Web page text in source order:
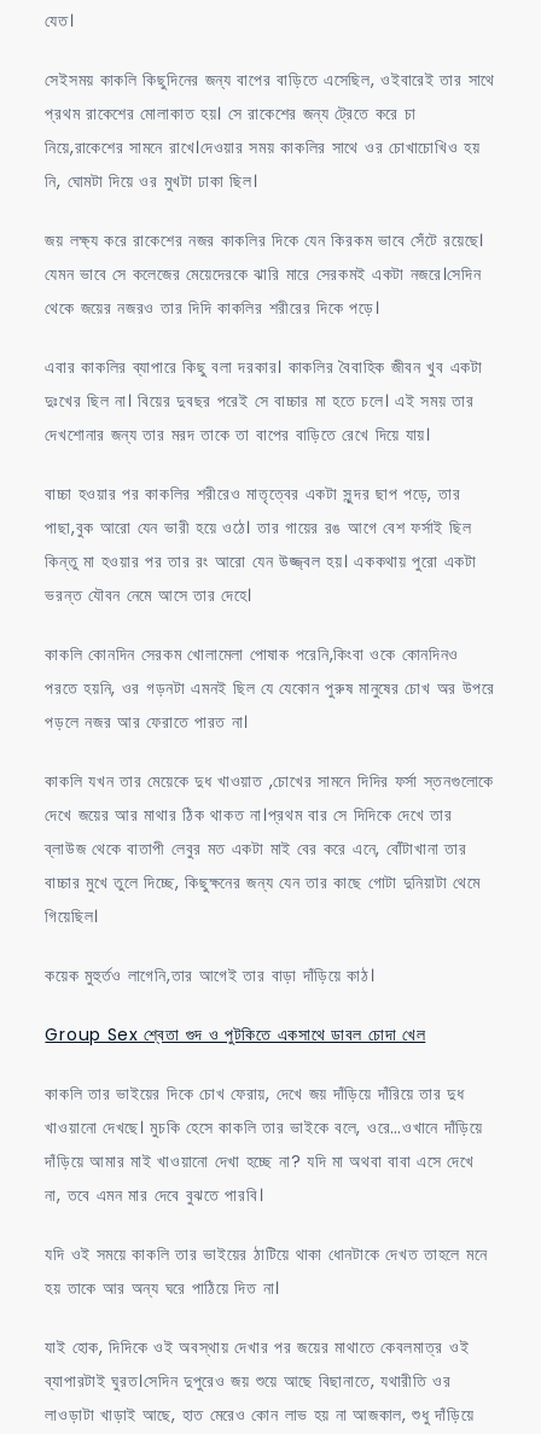
যেত।
সেইসময় কাকলি কিছুদিনের জন্য বাপের বাড়িতে এসেছিল, ওইবারেই তার সাথে
প্রথম রাকেশের মোলাকাত হয়। সে রাকেশের জন্য ট্রেতে করে চা
নিয়ে,রাকেশের সামনে রাখে।দেওয়ার সময় কাকলির সাথে ওর চোখাচোখিও হয়
নি, ঘোমটা দিয়ে ওর মুখটা ঢাকা ছিল।
জয় লক্ষ্য করে রাকেশের নজর কাকলির দিকে যেন কিরকম ভাবে সেঁটে রয়েছে।
যেমন ভাবে সে কলেজের মেয়েদেরকে ঝারি মারে সেরকমই একটা নজরে।সেদিন
থেকে জয়ের নজরও তার দিদি কাকলির শরীরের দিকে পড়ে।
এবার কাকলির ব্যাপারে কিছু বলা দরকার। কাকলির বৈবাহিক জীবন খুব একটা
দুঃখের ছিল না। বিয়ের দুবছর পরেই সে বাচ্চার মা হতে চলে। এই সময় তার
দেখশোনার জন্য তার মরদ তাকে তা বাপের বাড়িতে রেখে দিয়ে যায়।
বাচ্চা হওয়ার পর কাকলির শরীরেও মাতৃত্বের একটা সুন্দর ছাপ পড়ে, তার
পাছা,বুক আরো যেন ভারী হয়ে ওঠে। তার গায়ের রঙ আগে বেশ ফর্সাই ছিল
কিন্তু মা হওয়ার পর তার রং আরো যেন উজ্জ্বল হয়। এককথায় পুরো একটা
ভরন্ত যৌবন নেমে আসে তার দেহে।
কাকলি কোনদিন সেরকম খোলামেলা পোষাক পরেনি,কিংবা ওকে কোনদিনও
পরতে হয়নি, ওর গড়নটা এমনই ছিল যে যেকোন পুরুষ মানুষের চোখ অর উপরে
পড়লে নজর আর ফেরাতে পারত না।
কাকলি যখন তার মেয়েকে দুধ খাওয়াত ,চোখের সামনে দিদির ফর্সা স্তনগুলোকে
দেখে জয়ের আর মাথার ঠিক থাকত না।প্রথম বার সে দিদিকে দেখে তার
ব্লাউজ থেকে বাতাপী লেবুর মত একটা মাই বের করে এনে, বোঁটাখানা তার
বাচ্চার মুখে তুলে দিচ্ছে, কিছুক্ষনের জন্য যেন তার কাছে গোটা দুনিয়াটা থেমে
গিয়েছিল।
কয়েক মুহুর্তও লাগেনি,তার আগেই তার বাড়া দাঁড়িয়ে কাঠ।
Group Sex শ্বেতা গুদ ও পুটকিতে একসাথে ডাবল চোদা খেল
কাকলি তার ভাইয়ের দিকে চোখ ফেরায়, দেখে জয় দাঁড়িয়ে দাঁরিয়ে তার দুধ
খাওয়ানো দেখছে। মুচকি হেসে কাকলি তার ভাইকে বলে, ওরে…ওখানে দাঁড়িয়ে
দাঁড়িয়ে আমার মাই খাওয়ানো দেখা হচ্ছে না? যদি মা অথবা বাবা এসে দেখে
না, তবে এমন মার দেবে বুঝতে পারবি।
যদি ওই সময়ে কাকলি তার ভাইয়ের ঠাটিয়ে থাকা ধোনটাকে দেখত তাহলে মনে
হয় তাকে আর অন্য ঘরে পাঠিয়ে দিত না।
যাই হোক, দিদিকে ওই অবস্থায় দেখার পর জয়ের মাথাতে কেবলমাত্র ওই
ব্যাপারটাই ঘুরত।সেদিন দুপুরেও জয় শুয়ে আছে বিছানাতে, যথারীতি ওর
লাওড়াটা খাড়াই আছে, হাত মেরেও কোন লাভ হয় না আজকাল, শুধু দাঁড়িয়ে